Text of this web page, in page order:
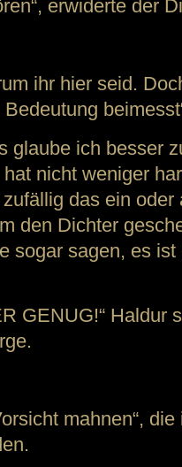
erwiderte der
ihr hier seid.
glaube ich besser
nicht weniger
das ein
den Dichter
sogar sagen, es
GENUG!“ Haldur
mahnen“,